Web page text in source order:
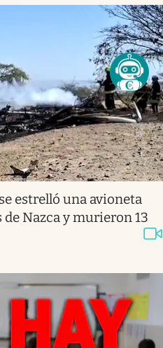
estrelló una avioneta
Nazca y murieron 13